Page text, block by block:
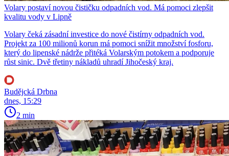
Volary postaví novou čističku odpadních vod. Má pomoci zlepšit
kvalitu vody v Lipně
Volary čeká zásadní investice do nové čistírny odpadních vod.
Projekt za 100 milionů korun má pomoci snížit množství fosforu,
který do lipenské nádrže přitéká Volarským potokem a podporuje
růst sinic. Dvě třetiny nákladů uhradí Jihočeský kraj.
Budějcká Drbna
dnes, 15:29
2 min